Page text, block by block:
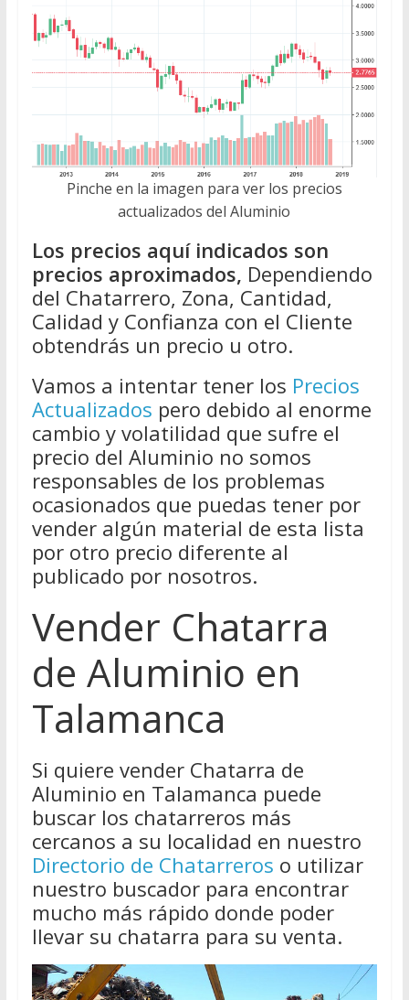
Pinche en la imagen para ver los precios
actualizados del Aluminio
Los precios aquí indicados son
precios aproximados, Dependiendo
del Chatarrero, Zona, Cantidad,
Calidad y Confianza con el Cliente
obtendrás un precio u otro.
Vamos a intentar tener los Precios
Actualizados pero debido al enorme
cambio y volatilidad que sufre el
precio del Aluminio no somos
responsables de los problemas
ocasionados que puedas tener por
vender algún material de esta lista
por otro precio diferente al
publicado por nosotros.
Vender Chatarra
de Aluminio en
Talamanca
Si quiere vender Chatarra de
Aluminio en Talamanca puede
buscar los chatarreros más
cercanos a su localidad en nuestro
Directorio de Chatarreros o utilizar
nuestro buscador para encontrar
mucho más rápido donde poder
llevar su chatarra para su venta.